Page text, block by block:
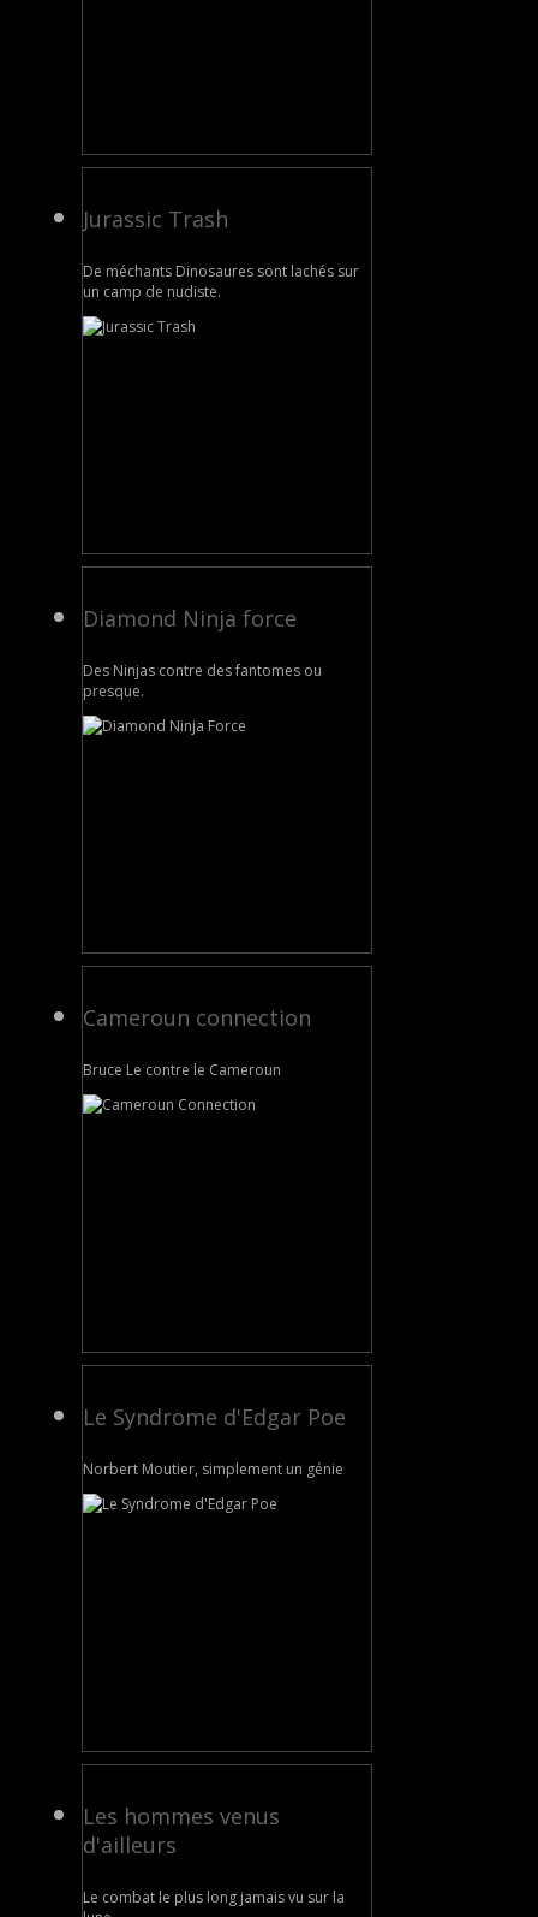
Jurassic Trash
De méchants Dinosaures sont lachés sur
un camp de nudiste.
Diamond Ninja force
Des Ninjas contre des fantomes ou
presque.
Cameroun connection
Bruce Le contre le Cameroun
Le Syndrome d'Edgar Poe
Norbert Moutier, simplement un génie
Les hommes venus
d'ailleurs
Le combat le plus long jamais vu sur la